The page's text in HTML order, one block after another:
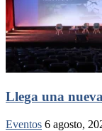
Llega una
Eventos 6 agosto,